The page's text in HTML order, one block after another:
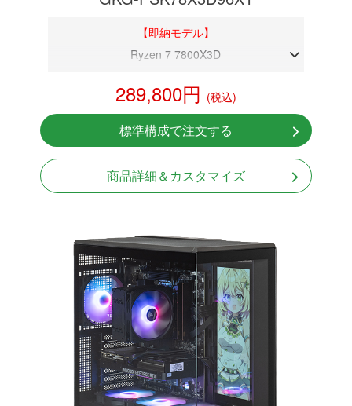
【即納モデル】
Ryzen 7 7800X3D
RX 9060 XT 16GB
NVMeSSD 1TB
無線LAN Bluetooth対応
Windows11 Home 64bit
289,800円 (税込)
標準構成で注文する
商品詳細＆カスタマイズ